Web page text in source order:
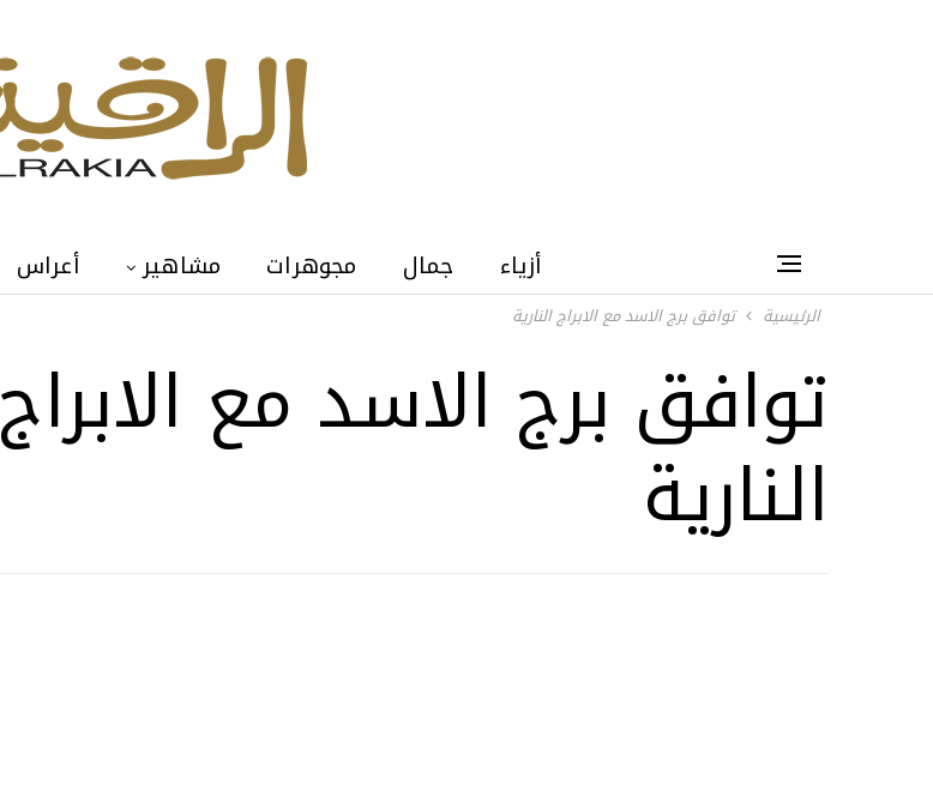
أزياء جمال مجوهرات مشاهير أعراس
الرئيسية توافق برج الاسد مع الابراج النارية
توافق برج الاسد مع الابراج
النارية